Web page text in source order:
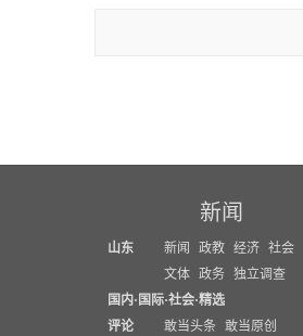
新闻
山东 新闻 政教 经济 社会
文体 政务 独立调查
国内 · 国际·社会·精选
评论
敢当头条 敢当原创